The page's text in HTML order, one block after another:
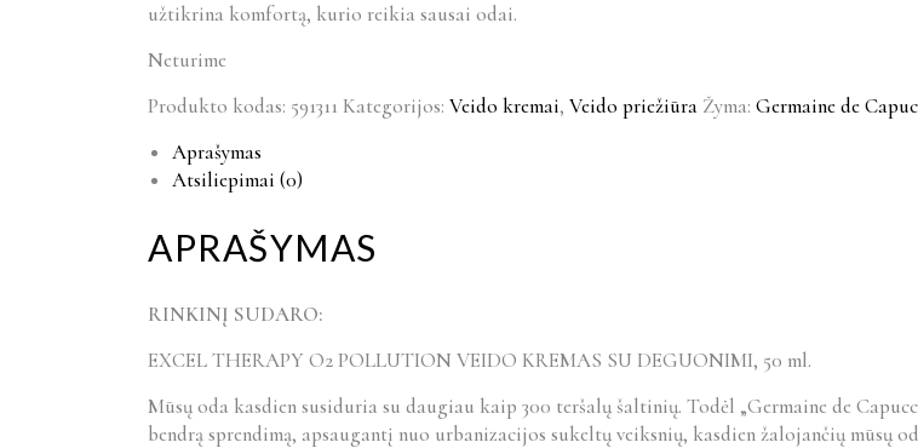
užtikrina komfortą, kurio reikia sausai odai.
Neturime
Produkto kodas: 591311 Kategorijos: Veido kremai, Veido priežiūra Žyma: Germaine de
Aprašymas
Atsiliepimai (0)
APRAŠYMAS
RINKINĮ SUDARO:
EXCEL THERAPY O2 POLLUTION VEIDO KREMAS SU DEGUONIMI, 50 ml.
Mūsų oda kasdien susiduria su daugiau kaip 300 teršalų šaltinių. Todėl „Germaine de
bendrą sprendimą, apsaugantį nuo urbanizacijos sukeltų veiksnių, kasdien žalojančių mūsų